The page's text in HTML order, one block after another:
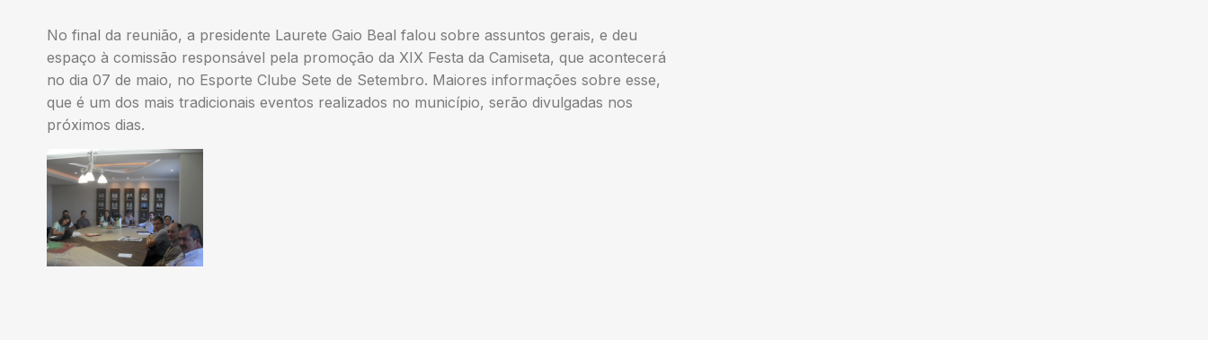
No final da reunião, a presidente Laurete Gaio Beal falou sobre assuntos gerais, e deu
espaço à comissão responsável pela promoção da XIX Festa da Camiseta, que acontecerá
no dia 07 de maio, no Esporte Clube Sete de Setembro. Maiores informações sobre esse,
que é um dos mais tradicionais eventos realizados no município, serão divulgadas nos
próximos dias.